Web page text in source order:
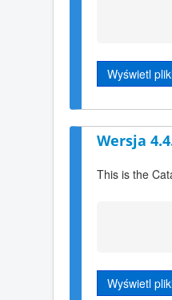
Wyświetl
Wersja
This is the
Wyświetl